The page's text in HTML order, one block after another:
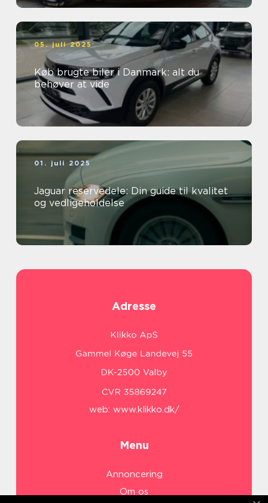
05. juli 2025
Køb brugte biler i Danmark: alt du
behøver at vide
01. juli 2025
Jaguar reservedele: Din guide til kvalitet
og vedligeholdelse
Adresse
web: www.klikko.dk/
Menu
Annoncering
Om os